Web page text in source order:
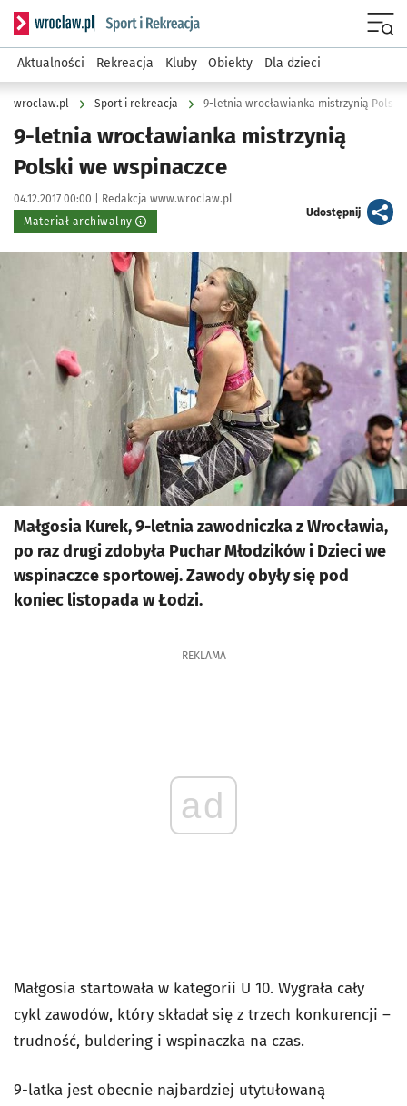
Serwis informacyjny wroclaw.pl podserwis: Sport i rekreacja
Aktualności Rekreacja Kluby Obiekty Dla dzieci
wroclaw.pl Sport i rekreacja 9-letnia wrocławianka mistrzynią Polski
9-letnia wrocławianka mistrzynią
Polski we wspinaczce
Data publikacji:
04.12.2017 00:00 | Autor:
Redakcja www.wroclaw.pl
Materiał archiwalny
Udostępnijartykuł
Kliknij, aby powiększyć
Małgosia Kurek, 9-letnia zawodniczka z Wrocławia,
po raz drugi zdobyła Puchar Młodzików i Dzieci we
wspinaczce sportowej. Zawody obyły się pod
koniec listopada w Łodzi.
REKLAMA
ad
Małgosia startowała w kategorii U 10. Wygrała cały
cykl zawodów, który składał się z trzech konkurencji –
trudność, buldering i wspinaczka na czas.
9-latka jest obecnie najbardziej utytułowaną